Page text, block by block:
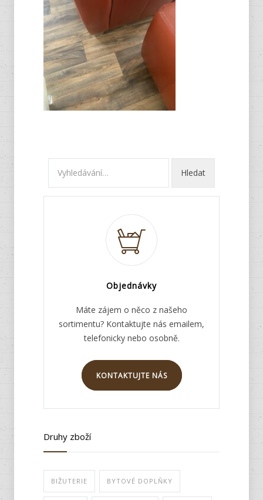
Objednávky
Máte zájem o něco z našeho
sortimentu? Kontaktujte nás emailem,
telefonicky nebo osobně.
KONTAKTUJTE NÁS
Druhy zboží
BIŽUTERIE BYTOVÉ DOPLŇKY